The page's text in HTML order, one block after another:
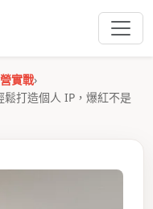
實戰›
打造個人 IP，爆紅不是